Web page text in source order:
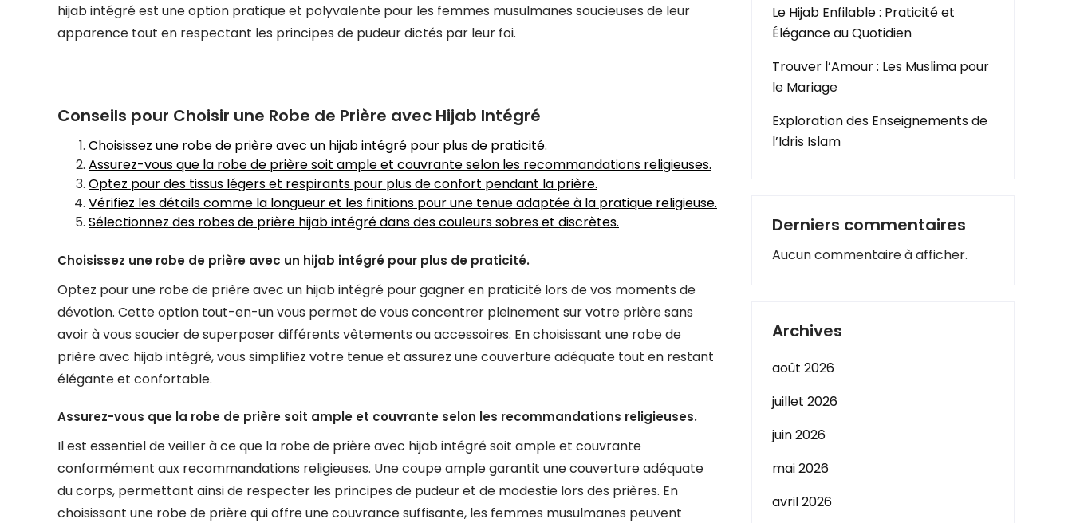
hijab intégré est une option pratique et polyvalente pour les femmes musulmanes soucieuses de leur
apparence tout en respectant les principes de pudeur dictés par leur foi.
Conseils pour Choisir une Robe de Prière avec Hijab Intégré
Choisissez une robe de prière avec un hijab intégré pour plus de praticité.
Assurez-vous que la robe de prière soit ample et couvrante selon les recommandations religieuses.
Optez pour des tissus légers et respirants pour plus de confort pendant la prière.
Vérifiez les détails comme la longueur et les finitions pour une tenue adaptée à la pratique religieuse.
Sélectionnez des robes de prière hijab intégré dans des couleurs sobres et discrètes.
Choisissez une robe de prière avec un hijab intégré pour plus de praticité.
Optez pour une robe de prière avec un hijab intégré pour gagner en praticité lors de vos moments de
dévotion. Cette option tout-en-un vous permet de vous concentrer pleinement sur votre prière sans
avoir à vous soucier de superposer différents vêtements ou accessoires. En choisissant une robe de
prière avec hijab intégré, vous simplifiez votre tenue et assurez une couverture adéquate tout en restant
élégante et confortable.
Assurez-vous que la robe de prière soit ample et couvrante selon les recommandations religieuses.
Il est essentiel de veiller à ce que la robe de prière avec hijab intégré soit ample et couvrante
conformément aux recommandations religieuses. Une coupe ample garantit une couverture adéquate
du corps, permettant ainsi de respecter les principes de pudeur et de modestie lors des prières. En
choisissant une robe de prière qui offre une couvrance suffisante, les femmes musulmanes peuvent
Le Hijab Enfilable : Praticité et
Élégance au Quotidien
Trouver l’Amour : Les Muslima pour
le Mariage
Exploration des Enseignements de
l’Idris Islam
Derniers commentaires
Aucun commentaire à afficher.
Archives
août 2026
juillet 2026
juin 2026
mai 2026
avril 2026